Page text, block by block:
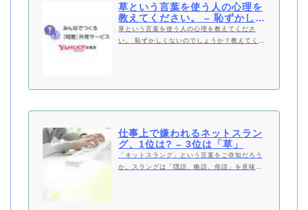
草という言葉を使う人の心理を
教えてください。 – 恥ずかしく
ないのでしょうか？教…
草という言葉を使う人の心理を教えてくださ
い。 恥ずかしくないのでしょうか？教えてくだ
仕事上で嫌われるネットスラン
グ、1位は? – 3位は「草」
「ネットスラング」という言葉をご存知だろう
か。スラングは「隠語、略語、俗語」を意味